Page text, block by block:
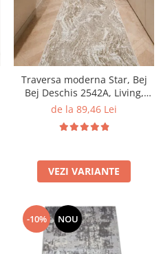
Traversa moderna Star, Bej
Bej Deschis 2542A, Living,
Dormitor, Hol, 100 x 200 cm
de la 89,46 Lei
VEZI VARIANTE
-10% NOU